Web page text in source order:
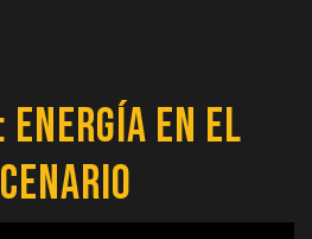
energía en el